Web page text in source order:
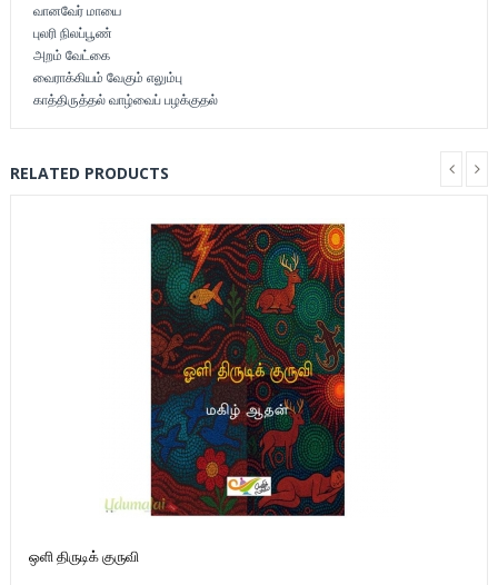
வானவேர் மாயை
புலரி நிலப்பூண்
அறம் வேட்கை
வைராக்கியம் வேகும் எலும்பு
காத்திருத்தல் வாழ்வைப் பழக்குதல்
RELATED PRODUCTS
ஒளி திருடிக் குருவி